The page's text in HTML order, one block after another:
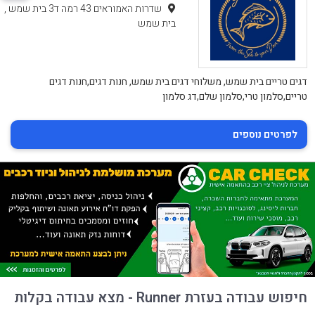
שדרות האמוראים 43 רמה ד3 בית שמש ,
בית שמש
דגים טריים בית שמש, משלוחי דגים בית שמש, חנות דגים,חנות דגים
טריים,סלמון טרי,סלמון שלם,דג סלמון
לפרטים נוספים
חיפוש עבודה בעזרת Runner - מצא עבודה בקלות